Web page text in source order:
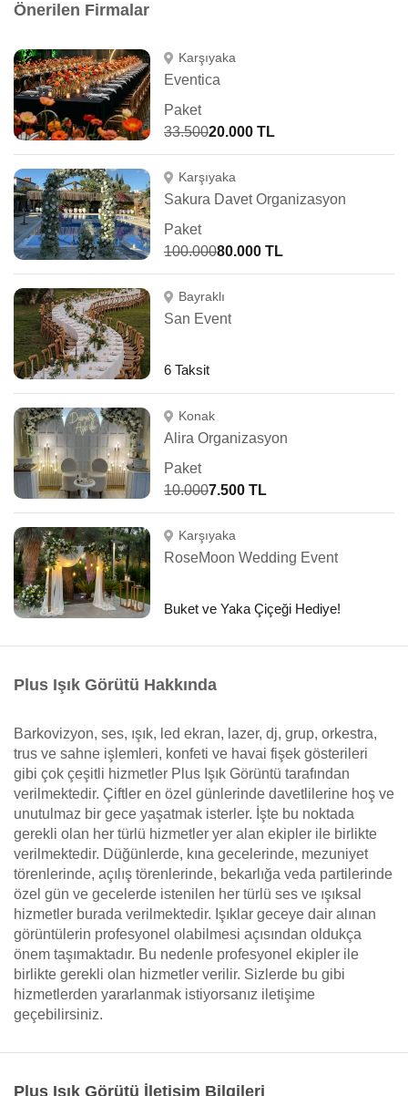
Önerilen Firmalar
Karşıyaka
Eventica
Paket
33.50020.000 TL
Karşıyaka
Sakura Davet Organizasyon
Paket
100.00080.000 TL
Bayraklı
San Event
6 Taksit
Konak
Alira Organizasyon
Paket
10.0007.500 TL
Karşıyaka
RoseMoon Wedding Event
Buket ve Yaka Çiçeği Hediye!
Plus Işık Görütü Hakkında
Barkovizyon, ses, ışık, led ekran, lazer, dj, grup, orkestra,
trus ve sahne işlemleri, konfeti ve havai fişek gösterileri
gibi çok çeşitli hizmetler Plus Işık Görüntü tarafından
verilmektedir. Çiftler en özel günlerinde davetlilerine hoş ve
unutulmaz bir gece yaşatmak isterler. İşte bu noktada
gerekli olan her türlü hizmetler yer alan ekipler ile birlikte
verilmektedir. Düğünlerde, kına gecelerinde, mezuniyet
törenlerinde, açılış törenlerinde, bekarlığa veda partilerinde
özel gün ve gecelerde istenilen her türlü ses ve ışıksal
hizmetler burada verilmektedir. Işıklar geceye dair alınan
görüntülerin profesyonel olabilmesi açısından oldukça
önem taşımaktadır. Bu nedenle profesyonel ekipler ile
birlikte gerekli olan hizmetler verilir. Sizlerde bu gibi
hizmetlerden yararlanmak istiyorsanız iletişime
geçebilirsiniz.
Plus Işık Görütü İletişim Bilgileri